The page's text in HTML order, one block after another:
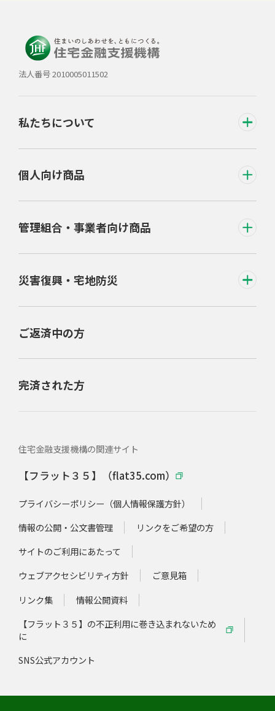
法人番号 2010005011502
私たちについて
個人向け商品
管理組合・事業者向け商品
災害復興・宅地防災
ご返済中の方
完済された方
住宅金融支援機構の関連サイト
【フラット３５】（flat35.com）
プライバシーポリシー（個人情報保護方針）
情報の公開・公文書管理
リンクをご希望の方
サイトのご利用にあたって
ウェブアクセシビリティ方針
ご意見箱
リンク集
情報公開資料
【フラット３５】の不正利用に巻き込まれないため
に
SNS公式アカウント